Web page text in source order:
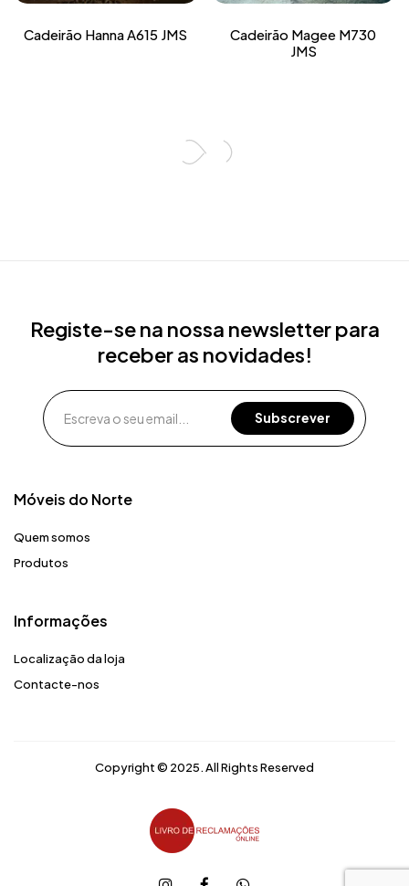
Cadeirão Hanna A615 JMS
Cadeirão Magee M730
JMS
Móveis do Norte​
Quem somos
Produtos
Registe-se na nossa newsletter para
receber as novidades!
Informações
Localização da loja
Contacte-nos
Copyright © 2025. All Rights Reserved